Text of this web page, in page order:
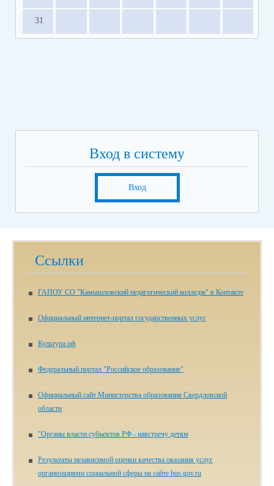
31
Вход в систему
Вход
Ссылки
ГАПОУ СО "Камышловский педагогический колледж" в Контакте
Официальный интернет-портал государственных услуг
Культура.рф
Федеральный портал "Российское образование"
Официальный сайт Министерства образования Свердловской
области
"Органы власти субъектов РФ - навстречу детям
Результаты независимой оценки качества оказания услуг
организациями социальной сферы на сайте bus.gov.ru